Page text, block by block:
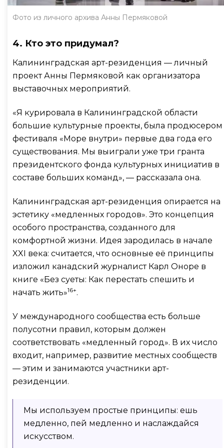
Фото из личного архива Анны Пермяковой
4. Кто это придумал?
Калининградская арт-резиденция — личный
проект Анны Пермяковой как организатора
выставочных мероприятий.
«Я курировала в Калининградской области
большие культурные проекты, была продюсером
фестиваля «Море внутри» первые два года его
существования. Мы выиграли уже три гранта
президентского фонда культурных инициатив в
составе больших команд», — рассказала она.
Калининградская арт-резиденция опирается на
эстетику «медленных городов». Это концепция
особого пространства, созданного для
комфортной жизни. Идея зародилась в начале
XXI века: считается, что основные её принципы
изложил канадский журналист Карл Оноре в
книге «Без суеты: Как перестать спешить и
начать жить»16+.
У международного сообщества есть больше
полусотни правил, которым должен
соответствовать «медленный город». В их число
входит, например, развитие местных сообществ
— этим и занимаются участники арт-
резиденции.
Мы используем простые принципы: ешь
медленно, пей медленно и наслаждайся
искусством.